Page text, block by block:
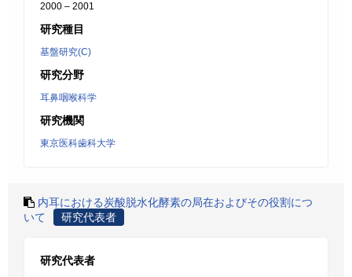
2000 – 2001
研究種目
基盤研究(C)
研究分野
耳鼻咽喉科学
研究機関
東京医科歯科大学
内耳における炭酸脱水化酵素の局在およびその役割につ
いて
研究代表者
研究代表者